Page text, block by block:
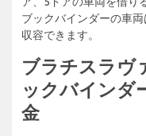
ブックバインダーの車
収容できます。
ブラチスラヴ
ックバインダ
金